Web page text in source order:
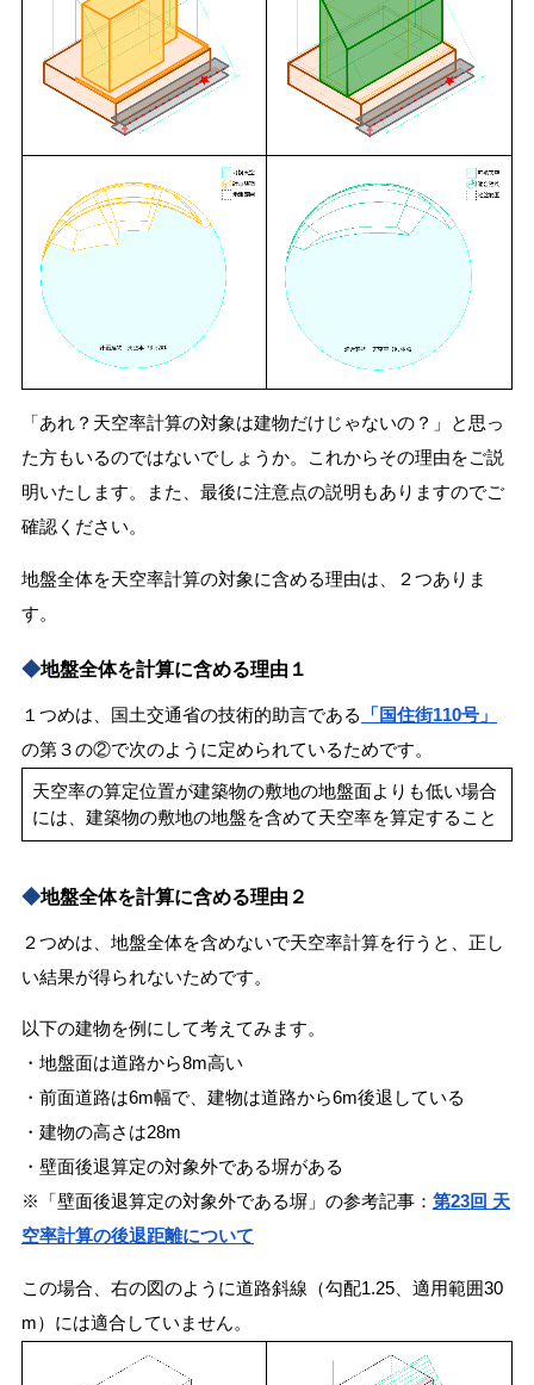
「あれ？天空率計算の対象は建物だけじゃないの？」と思っ
た方もいるのではないでしょうか。これからその理由をご説
明いたします。また、最後に注意点の説明もありますのでご
確認ください。
地盤全体を天空率計算の対象に含める理由は、２つありま
す。
◆地盤全体を計算に含める理由１
１つめは、国土交通省の技術的助言である
「国住街110号」
の第３の②で次のように定められているためです。
天空率の算定位置が建築物の敷地の地盤面よりも低い場合
には、建築物の敷地の地盤を含めて天空率を算定すること
◆地盤全体を計算に含める理由２
２つめは、地盤全体を含めないで天空率計算を行うと、正し
い結果が得られないためです。
以下の建物を例にして考えてみます。
・地盤面は道路から8m高い
・前面道路は6m幅で、建物は道路から6m後退している
・建物の高さは28m
・壁面後退算定の対象外である塀がある
※「壁面後退算定の対象外である塀」の参考記事： 第23回 天
空率計算の後退距離について
この場合、右の図のように道路斜線（勾配1.25、適用範囲30
m）には適合していません。